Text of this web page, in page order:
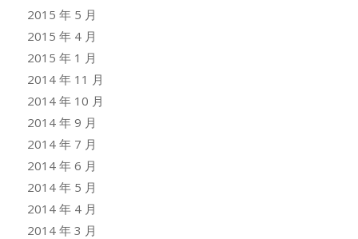
2015 年 5 月
2015 年 4 月
2015 年 1 月
2014 年 11 月
2014 年 10 月
2014 年 9 月
2014 年 7 月
2014 年 6 月
2014 年 5 月
2014 年 4 月
2014 年 3 月